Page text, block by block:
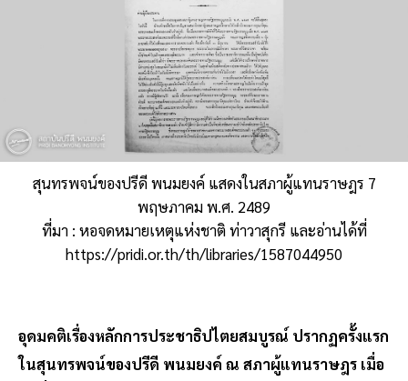
สุนทรพจน์ของปรีดี พนมยงค์ แสดงในสภาผู้แทนราษฎร 7
พฤษภาคม พ.ศ. 2489
ที่มา : หอจดหมายเหตุแห่งชาติ ท่าวาสุกรี และอ่านได้ที่
https://pridi.or.th/th/libraries/1587044950
อุดมคติเรื่องหลักการประชาธิปไตยสมบูรณ์ ปรากฏครั้งแรก
ในสุนทรพจน์ของปรีดี พนมยงค์ ณ สภาผู้แทนราษฎร เมื่อ